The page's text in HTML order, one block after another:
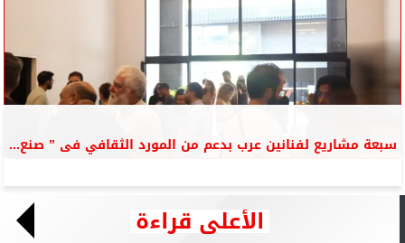
سبعة مشاريع لفنانين عرب بدعم من المورد الثقافي فى ” صنع...
الأعلى قراءة